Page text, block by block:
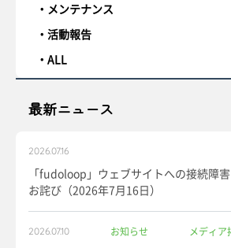
メンテナンス
活動報告
ALL
最新ニュース
2026.07.16
「fudoloop」ウェブサイトへの接続障
お詫び（2026年7月16日）
2026.07.10 お知らせ メディア